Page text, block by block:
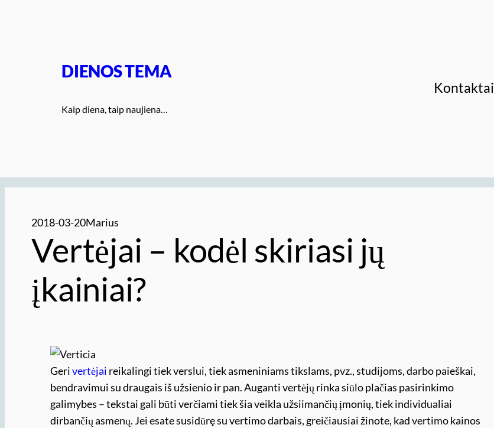
DIENOS TEMA
Kaip diena, taip naujiena…
Kontaktai
2018-03-20Marius
Vertėjai – kodėl skiriasi jų
įkainiai?
Gerivertėjai reikalingi tiek verslui, tiek asmeniniams tikslams, pvz., studijoms, darbo paieškai,
bendravimui su draugais iš užsienio ir pan. Auganti vertėjų rinka siūlo plačias pasirinkimo
galimybes – tekstai gali būti verčiami tiek šia veikla užsiimančių įmonių, tiek individualiai
dirbančių asmenų. Jei esate susidūrę su vertimo darbais, greičiausiai žinote, kad vertimo kainos